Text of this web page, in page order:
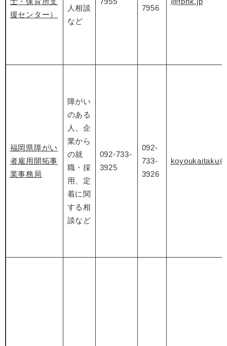
援センター）
人相談
など
7956
福岡県障がい
者雇用開拓事
業事務局
障がい
のある
人、企
業から
の就
職・採
用、定
着に関
する相
談など
092-733-
3925
092-
733-
3926